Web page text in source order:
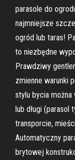
parasole do
najmniejsze
ogród lub taras!
to niezbędne
Prawdziwy
zmienne warunki
stylu bycia można
lub długi (parasol
transporcie,
Automatyczny
brytowej